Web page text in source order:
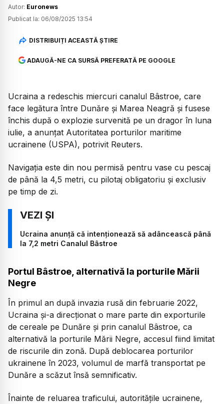
Autor: Euronews
Publicat la: 06/08/2025 13:54
DISTRIBUIȚI ACEASTĂ ȘTIRE
ADAUGĂ-NE CA SURSĂ PREFERATĂ PE GOOGLE
Ucraina a redeschis miercuri canalul Bâstroe, care
face legătura între Dunăre și Marea Neagră și fusese
închis după o explozie survenită pe un dragor în luna
iulie, a anunțat Autoritatea porturilor maritime
ucrainene (USPA), potrivit Reuters.
Navigația este din nou permisă pentru vase cu pescaj
de până la 4,5 metri, cu pilotaj obligatoriu și exclusiv
pe timp de zi.
Ucraina anunţă că intenţionează să adâncească până
la 7,2 metri Canalul Bâstroe
Portul Bâstroe, alternativă la porturile Mării
Negre
În primul an după invazia rusă din februarie 2022,
Ucraina și-a direcționat o mare parte din exporturile
de cereale pe Dunăre și prin canalul Bâstroe, ca
alternativă la porturile Mării Negre, accesul fiind limitat
de riscurile din zonă. După deblocarea porturilor
ukrainene în 2023, volumul de marfă transportat pe
Dunăre a scăzut însă semnificativ.
Înainte de reluarea traficului, autoritățile ucrainene,